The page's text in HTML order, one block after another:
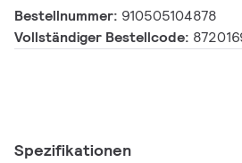
Bestellnummer: 910505104878
Vollständiger Bestellcode:
Spezifikationen